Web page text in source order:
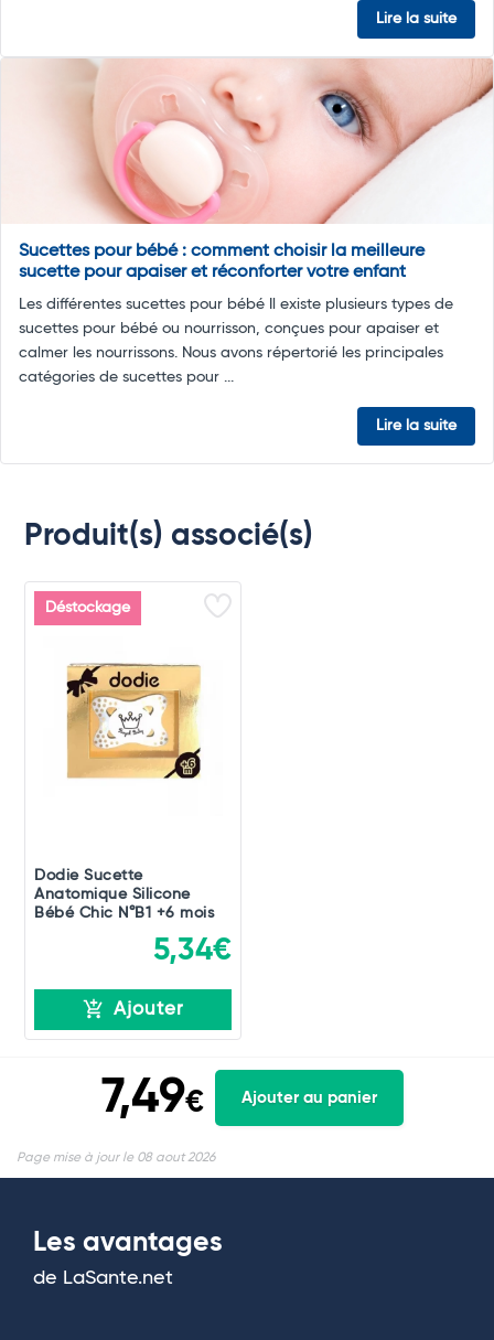
Lire la suite
Sucettes pour bébé : comment choisir la meilleure
sucette pour apaiser et réconforter votre enfant
Les différentes sucettes pour bébé Il existe plusieurs types de
sucettes pour bébé ou nourrisson, conçues pour apaiser et
calmer les nourrissons. Nous avons répertorié les principales
catégories de sucettes pour ...
Lire la suite
Produit(s) associé(s)
Déstockage
Dodie Sucette
Anatomique Silicone
Bébé Chic N°B1 +6 mois
5,34€
Ajouter
7,49€ Ajouter au panier
Page mise à jour le 08 aout 2026
Les avantages
de LaSante.net